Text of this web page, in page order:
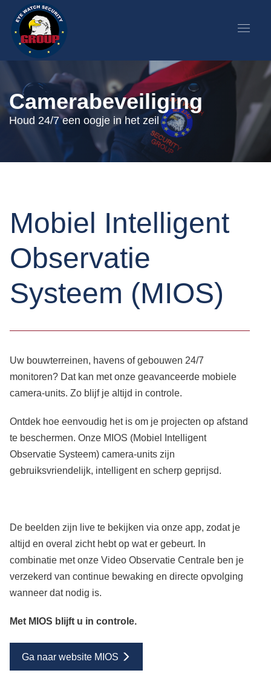
Camerabeveiliging
Houd 24/7 een oogje in het zeil
Mobiel Intelligent
Observatie
Systeem (MIOS)
Uw bouwterreinen, havens of gebouwen 24/7
monitoren? Dat kan met onze geavanceerde mobiele
camera-units. Zo blijf je altijd in controle.
Ontdek hoe eenvoudig het is om je projecten op afstand
te beschermen. Onze MIOS (Mobiel Intelligent
Observatie Systeem) camera-units zijn
gebruiksvriendelijk, intelligent en scherp geprijsd.
De beelden zijn live te bekijken via onze app, zodat je
altijd en overal zicht hebt op wat er gebeurt. In
combinatie met onze Video Observatie Centrale ben je
verzekerd van continue bewaking en directe opvolging
wanneer dat nodig is.
Met MIOS blijft u in controle.
Ga naar website MIOS